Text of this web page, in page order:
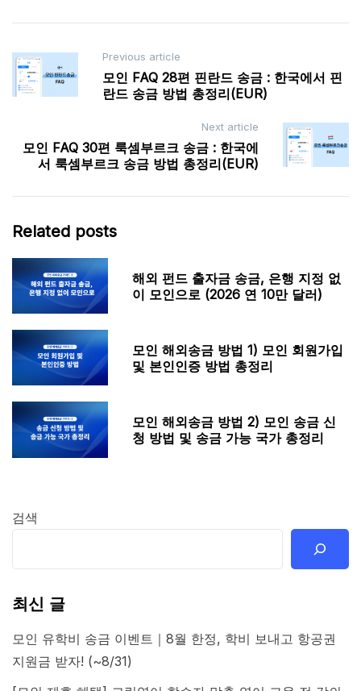
Post
navigation
Previous article
모인 FAQ 28편 핀란드 송금 : 한국에서 핀
란드 송금 방법 총정리(EUR)
Next article
모인 FAQ 30편 룩셈부르크 송금 : 한국에
서 룩셈부르크 송금 방법 총정리(EUR)
Related posts
해외 펀드 출자금 송금, 은행 지정 없
이 모인으로 (2026 연 10만 달러)
모인 해외송금 방법 1) 모인 회원가입
및 본인인증 방법 총정리
모인 해외송금 방법 2) 모인 송금 신
청 방법 및 송금 가능 국가 총정리
검색
최신 글
모인 유학비 송금 이벤트｜8월 한정, 학비 보내고 항공권
지원금 받자! (~8/31)